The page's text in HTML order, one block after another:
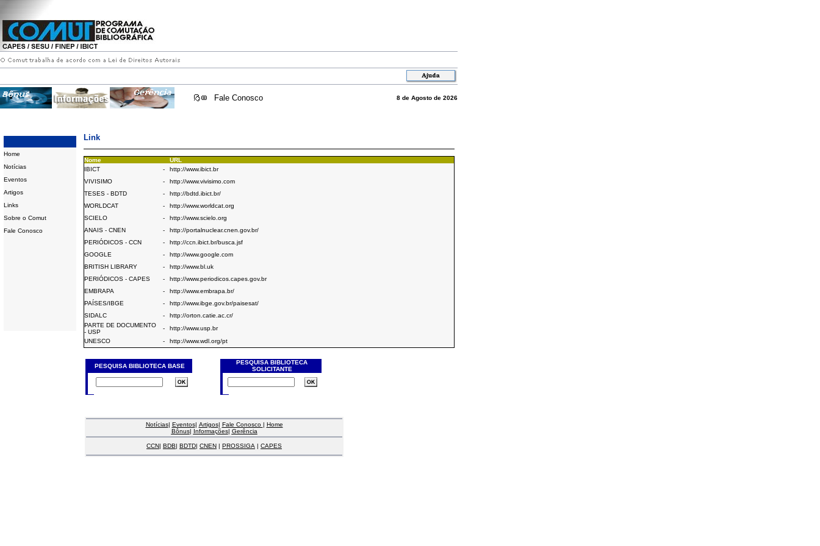
Fale Conosco 8 de Agosto de 2026
Home
Notícias
Eventos
Artigos
Links
Sobre o Comut
Fale Conosco
Link
Nome
URL
IBICT
-
http://www.ibict.br
VIVISIMO
-
http://www.vivisimo.com
TESES - BDTD
-
http://bdtd.ibict.br/
WORLDCAT
-
http://www.worldcat.org
SCIELO
-
http://www.scielo.org
ANAIS - CNEN
-
http://portalnuclear.cnen.gov.br/
PERIÓDICOS - CCN
-
http://ccn.ibict.br/busca.jsf
GOOGLE
-
http://www.google.com
BRITISH LIBRARY
-
http://www.bl.uk
PERIÓDICOS - CAPES
-
http://www.periodicos.capes.gov.br
EMBRAPA
-
http://www.embrapa.br/
PAÍSES/IBGE
-
http://www.ibge.gov.br/paisesat/
SIDALC
-
http://orton.catie.ac.cr/
PARTE DE DOCUMENTO
- USP
-
http://www.usp.br
UNESCO
- http://www.wdl.org/pt
PESQUISA BIBLIOTECA BASE
PESQUISA BIBLIOTECA
SOLICITANTE
Notícias| Eventos| Artigos| Fale Conosco | Home
Bônus| Informações| Gerência
CCN| BDB| BDTD| CNEN | PROSSIGA | CAPES